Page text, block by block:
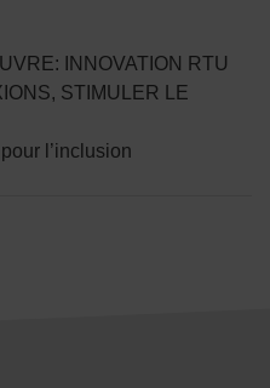
INNOVATION RTU
STIMULER LE
l’inclusion